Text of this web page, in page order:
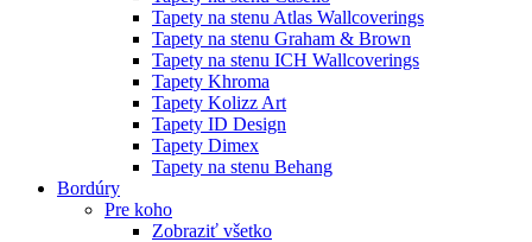
Tapety na stenu Atlas Wallcoverings
Tapety na stenu Graham & Brown
Tapety na stenu ICH Wallcoverings
Tapety Khroma
Tapety Kolizz Art
Tapety ID Design
Tapety Dimex
Tapety na stenu Behang
Bordúry
Pre koho
Zobraziť všetko